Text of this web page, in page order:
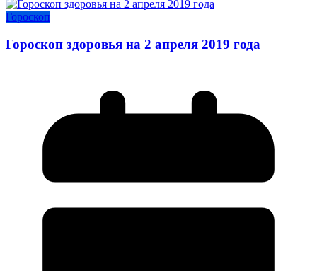
Гороскоп
Гороскоп здоровья на 2 апреля 2019 года